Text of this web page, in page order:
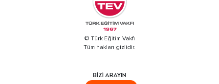
© Türk Eğitim Vakfı
Tüm hakları gizlidir.
BİZİ ARAYIN